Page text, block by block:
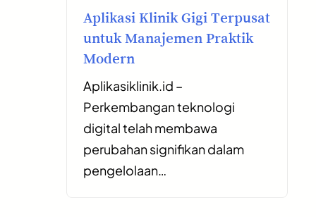
Aplikasi Klinik Gigi Terpusat
untuk Manajemen Praktik
Modern
Aplikasiklinik.id –
Perkembangan teknologi
digital telah membawa
perubahan signifikan dalam
pengelolaan…